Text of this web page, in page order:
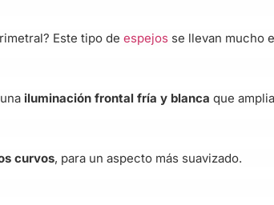
Este tipo deespejos se llevan mucho
iluminación frontal fría y blanca que
curvos, para un aspecto más suavizado.